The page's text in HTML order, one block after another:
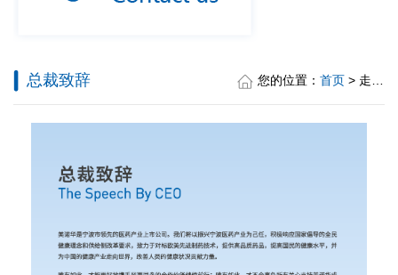
总裁致辞 您的位置： 首页> 走进美诺华 > 总裁致辞